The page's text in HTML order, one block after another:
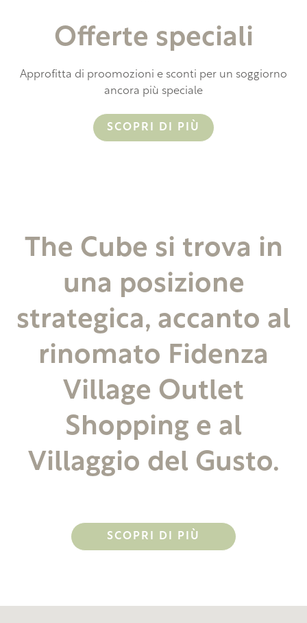
Offerte speciali
Approfitta di proomozioni e sconti per un soggiorno
ancora più speciale
SCOPRI DI PIÙ
The Cube si trova in
una posizione
strategica, accanto al
rinomato Fidenza
Village Outlet
Shopping e al
Villaggio del Gusto.
SCOPRI DI PIÙ